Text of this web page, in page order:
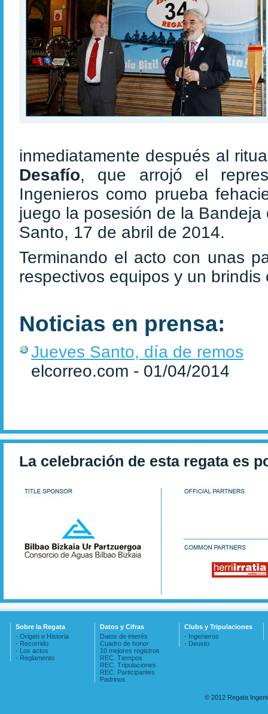
inmediatamente después al
Desafío, que arrojó el
Ingenieros como prueba
juego la posesión de la
Santo, 17 de abril de 2014.
Terminando el acto con unas
respectivos equipos y un
Noticias en prensa:
Jueves Santo, día de remos
elcorreo.com - 01/04/2014
La celebración de esta regata es
Sobre la Regata
- Origen e Historia
- Recorrido
- Los actos
- Reglamento
Datos y Cifras
Datos de interés
Cuadro de honor
10 mejores registros
REC. Tiempos
REC. Tripulaciones
REC. Participantes
Padrinos
Clubs y Tripulaciones
- Ingenieros
- Deusto
© 2012 Regata